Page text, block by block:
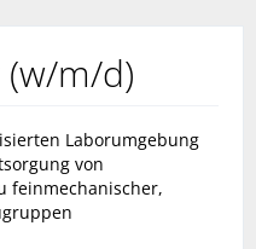
m/d)
Laborumgebung
von
feinmechanischer,